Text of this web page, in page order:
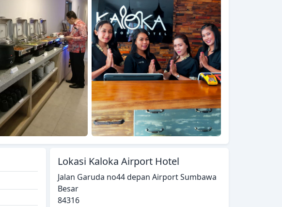
Lokasi Kaloka Airport Hotel
Jalan Garuda no44 depan Airport Sumbawa
Besar
84316